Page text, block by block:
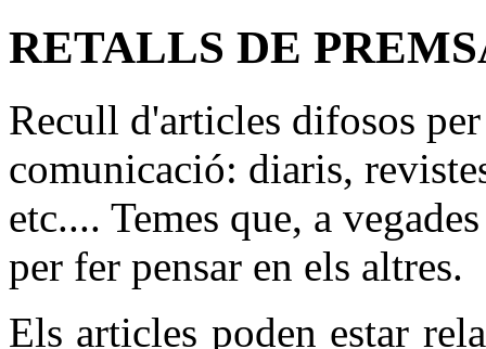
RETALLS DE
Recull d'articles difosos
comunicació: diaris,
etc.... Temes que, a
per fer pensar en els altres.
Els articles poden estar